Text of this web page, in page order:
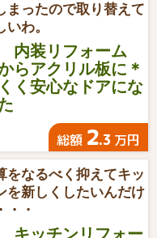
まったので取り替えて
いわ。
内装リフォーム
らアクリル板に＊
く安心なドアにな
総額 2.3 万円
をなるべく抑えてキッ
を新しくしたいんだけ
・・
キッチンリフォー